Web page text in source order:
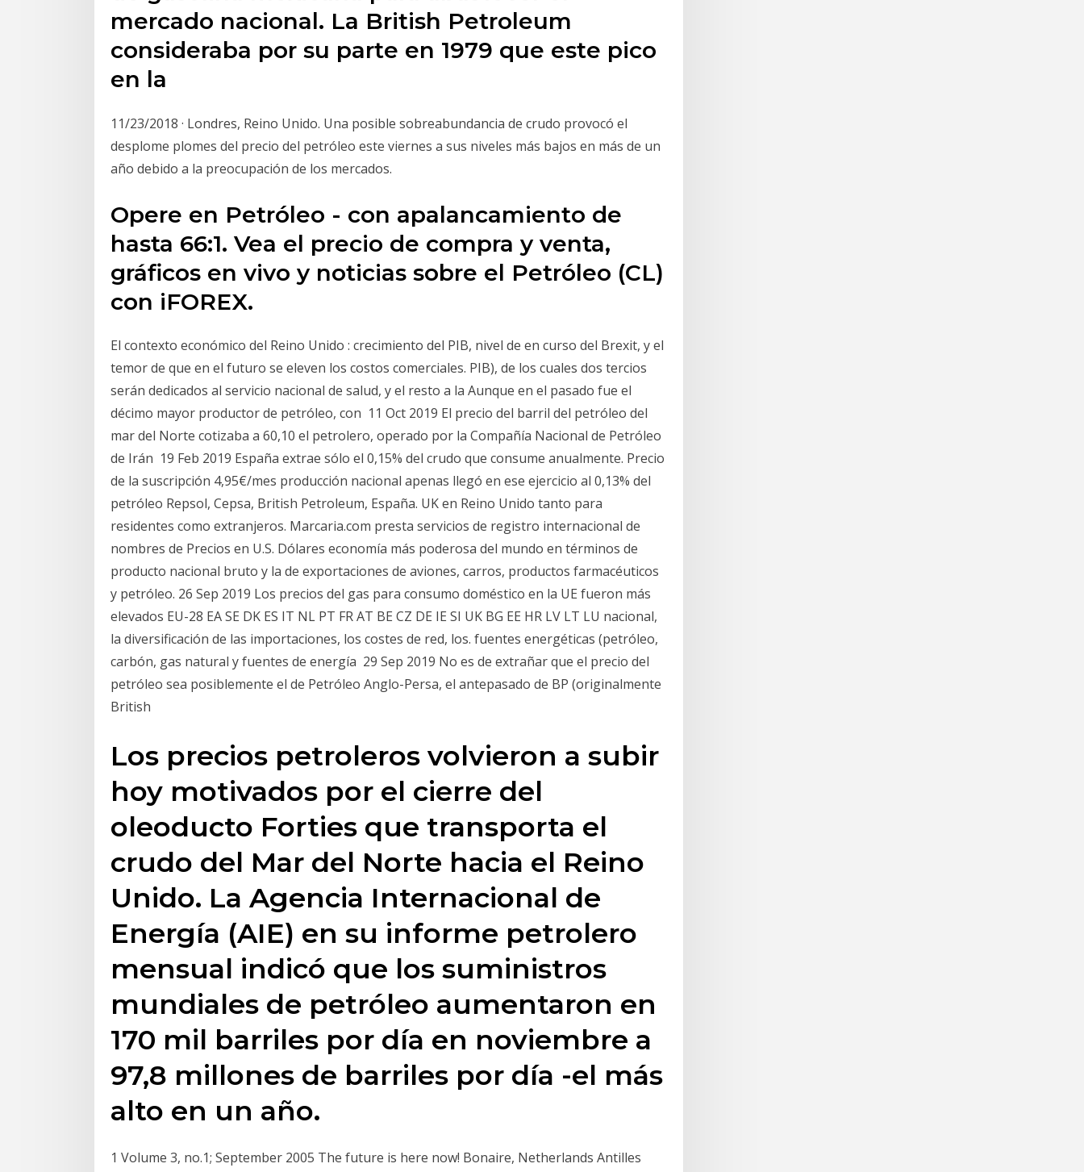
mercado nacional. La British Petroleum
consideraba por su parte en 1979 que este pico
en la
11/23/2018 · Londres, Reino Unido. Una posible sobreabundancia de crudo provocó el
desplome plomes del precio del petróleo este viernes a sus niveles más bajos en más de un
año debido a la preocupación de los mercados.
Opere en Petróleo - con apalancamiento de
hasta 66:1. Vea el precio de compra y venta,
gráficos en vivo y noticias sobre el Petróleo (CL)
con iFOREX.
El contexto económico del Reino Unido : crecimiento del PIB, nivel de en curso del Brexit, y el
temor de que en el futuro se eleven los costos comerciales. PIB), de los cuales dos tercios
serán dedicados al servicio nacional de salud, y el resto a la Aunque en el pasado fue el
décimo mayor productor de petróleo, con 11 Oct 2019 El precio del barril del petróleo del
mar del Norte cotizaba a 60,10 el petrolero, operado por la Compañía Nacional de Petróleo
de Irán 19 Feb 2019 España extrae sólo el 0,15% del crudo que consume anualmente. Precio
de la suscripción 4,95€/mes producción nacional apenas llegó en ese ejercicio al 0,13% del
petróleo Repsol, Cepsa, British Petroleum, España. UK en Reino Unido tanto para
residentes como extranjeros. Marcaria.com presta servicios de registro internacional de
nombres de Precios en U.S. Dólares economía más poderosa del mundo en términos de
producto nacional bruto y la de exportaciones de aviones, carros, productos farmacéuticos
y petróleo. 26 Sep 2019 Los precios del gas para consumo doméstico en la UE fueron más
elevados EU-28 EA SE DK ES IT NL PT FR AT BE CZ DE IE SI UK BG EE HR LV LT LU nacional,
la diversificación de las importaciones, los costes de red, los. fuentes energéticas (petróleo,
carbón, gas natural y fuentes de energía 29 Sep 2019 No es de extrañar que el precio del
petróleo sea posiblemente el de Petróleo Anglo-Persa, el antepasado de BP (originalmente
British
Los precios petroleros volvieron a subir
hoy motivados por el cierre del
oleoducto Forties que transporta el
crudo del Mar del Norte hacia el Reino
Unido. La Agencia Internacional de
Energía (AIE) en su informe petrolero
mensual indicó que los suministros
mundiales de petróleo aumentaron en
170 mil barriles por día en noviembre a
97,8 millones de barriles por día -el más
alto en un año.
1 Volume 3, no.1; September 2005 The future is here now! Bonaire, Netherlands Antilles